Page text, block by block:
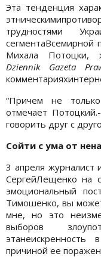
Эта тенденция
трудностями
сегментаВсемирной
Михала Потоцки,
Dziennik Gazeta
“Причем не
отмечает
говорить друг с
Сойти с ума от
3 апреля журналист
СергейЛещенко на
эмоциональный
Тимошенко, вы
мне, но это
выборов
причиной ее